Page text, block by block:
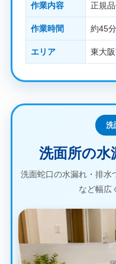
作業内容 正規
作業時間 約45分
エリア 東大
洗
洗面所の水
洗面蛇口の水漏れ・排水
など幅広